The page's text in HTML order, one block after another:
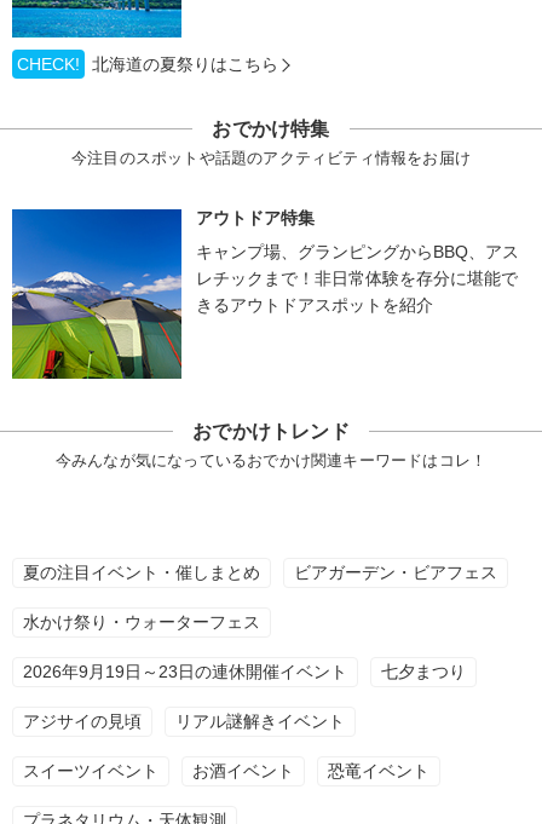
CHECK! 北海道の夏祭りはこちら
おでかけ特集
今注目のスポットや話題のアクティビティ情報をお届け
アウトドア特集
キャンプ場、グランピングからBBQ、アス
レチックまで！非日常体験を存分に堪能で
きるアウトドアスポットを紹介
おでかけトレンド
今みんなが気になっているおでかけ関連キーワードはコレ！
夏の注目イベント・催しまとめ ビアガーデン・ビアフェス
水かけ祭り・ウォーターフェス
2026年9月19日～23日の連休開催イベント 七夕まつり
アジサイの見頃 リアル謎解きイベント
スイーツイベント お酒イベント 恐竜イベント
プラネタリウム・天体観測